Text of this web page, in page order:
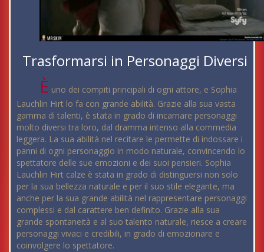
Trasformarsi in Personaggi Diversi
È uno dei compiti principali di ogni attore, e Sophia
Lauchlin Hirt lo fa con grande abilità. Grazie alla sua vasta
gamma di talenti, è stata in grado di incarnare personaggi
molto diversi tra loro, dal dramma intenso alla commedia
leggera. La sua abilità nel recitare le permette di indossare i
panni di ogni personaggio in modo naturale, convincendo lo
spettatore delle sue emozioni e dei suoi pensieri. Sophia
Lauchlin Hirt calze è stata in grado di distinguersi non solo
per la sua bellezza naturale e per il suo stile elegante, ma
anche per la sua grande abilità nel rappresentare personaggi
complessi e dal carattere ben definito. Grazie alla sua
grande spontaneità e al suo talento naturale, riesce a creare
personaggi vivaci e credibili, in grado di emozionare e
coinvolgere lo spettatore.